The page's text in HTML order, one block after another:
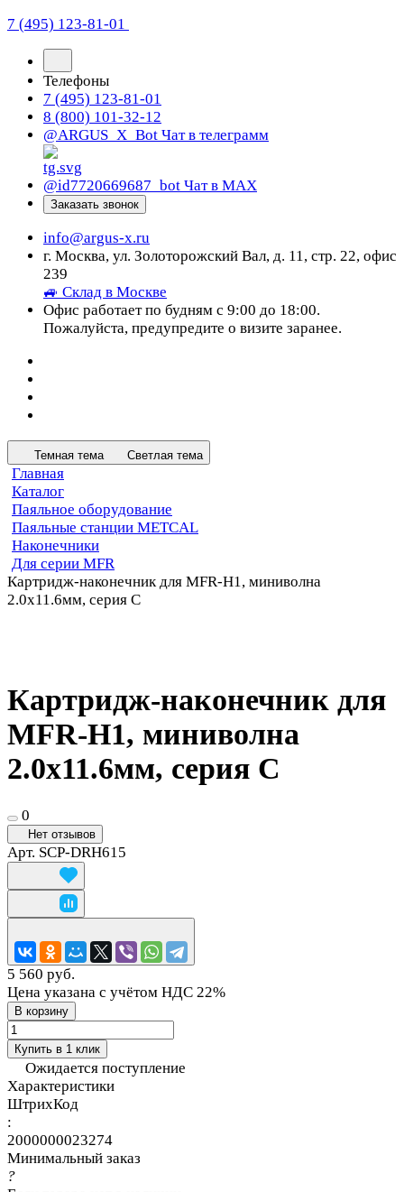
7 (495) 123-81-01
Телефоны
7 (495) 123-81-01
8 (800) 101-32-12
@ARGUS_X_Bot Чат в телеграмм
@id7720669687_bot Чат в МАХ
Заказать звонок
info@argus-x.ru
г. Москва, ул. Золоторожский Вал, д. 11, стр. 22, офис
239
🚙 Склад в Москве
Офис работает по будням с 9:00 до 18:00.
Пожалуйста, предупредите о визите заранее.
Темная тема Светлая тема
Главная
Каталог
Паяльное оборудование
Паяльные станции METCAL
Наконечники
Для серии MFR
Картридж-наконечник для MFR-H1, миниволна
2.0х11.6мм, серия C
Картридж-наконечник для
MFR-H1, миниволна
2.0х11.6мм, серия C
0
Нет отзывов
Арт. SCP-DRH615
5 560 руб.
Цена указана с учётом НДС 22%
В корзину
Купить в 1 клик
Ожидается поступление
Характеристики
ШтрихКод
:
2000000023274
Минимальный заказ
?